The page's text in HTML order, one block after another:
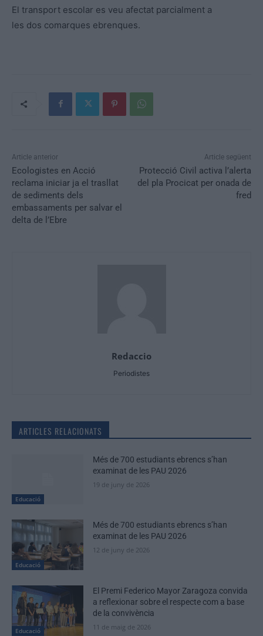
El transport escolar es veu afectat parcialment a
les dos comarques ebrenques.
Article anterior
Ecologistes en Acció
reclama iniciar ja el trasllat
de sediments dels
embassaments per salvar el
delta de l’Ebre
Article següent
Protecció Civil activa l’alerta
del pla Procicat per onada de
fred
Redaccio
Periodistes
ARTICLES RELACIONATS
Educació
Més de 700 estudiants ebrencs s’han
examinat de les PAU 2026
19 de juny de 2026
Educació
Més de 700 estudiants ebrencs s’han
examinat de les PAU 2026
12 de juny de 2026
Educació
El Premi Federico Mayor Zaragoza convida
a reflexionar sobre el respecte com a base
de la convivència
11 de maig de 2026